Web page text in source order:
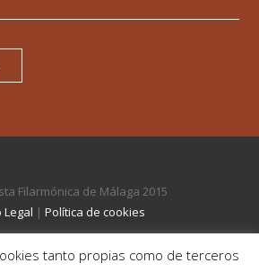
Filarmónica de Málaga 2015
Legal | Política de cookies
tanto propias como de terceros